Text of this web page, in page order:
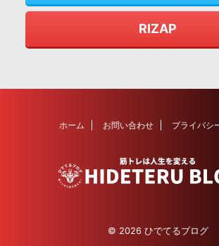
RIZAP
ホーム お問い合わせ プライバシ
© 2026 ひでてるブログ